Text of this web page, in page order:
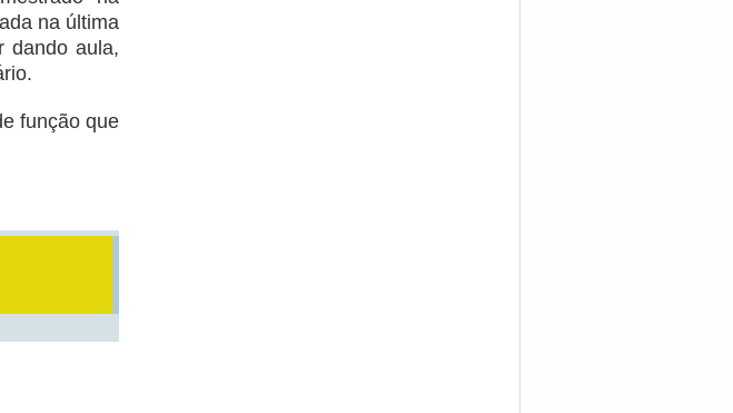
na última
dando aula,
função que